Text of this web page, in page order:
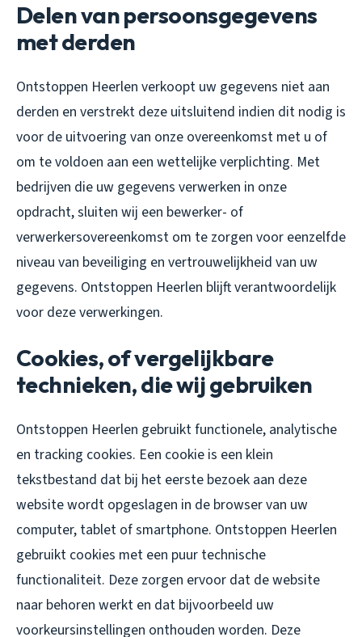
Delen van persoonsgegevens
met derden
Ontstoppen Heerlen verkoopt uw gegevens niet aan
derden en verstrekt deze uitsluitend indien dit nodig is
voor de uitvoering van onze overeenkomst met u of
om te voldoen aan een wettelijke verplichting. Met
bedrijven die uw gegevens verwerken in onze
opdracht, sluiten wij een bewerker- of
verwerkersovereenkomst om te zorgen voor eenzelfde
niveau van beveiliging en vertrouwelijkheid van uw
gegevens. Ontstoppen Heerlen blijft verantwoordelijk
voor deze verwerkingen.
Cookies, of vergelijkbare
technieken, die wij gebruiken
Ontstoppen Heerlen gebruikt functionele, analytische
en tracking cookies. Een cookie is een klein
tekstbestand dat bij het eerste bezoek aan deze
website wordt opgeslagen in de browser van uw
computer, tablet of smartphone. Ontstoppen Heerlen
gebruikt cookies met een puur technische
functionaliteit. Deze zorgen ervoor dat de website
naar behoren werkt en dat bijvoorbeeld uw
voorkeursinstellingen onthouden worden. Deze